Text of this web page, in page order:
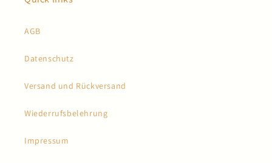
AGB
Datenschutz
Versand und Rückversand
Wiederrufsbelehrung
Impressum